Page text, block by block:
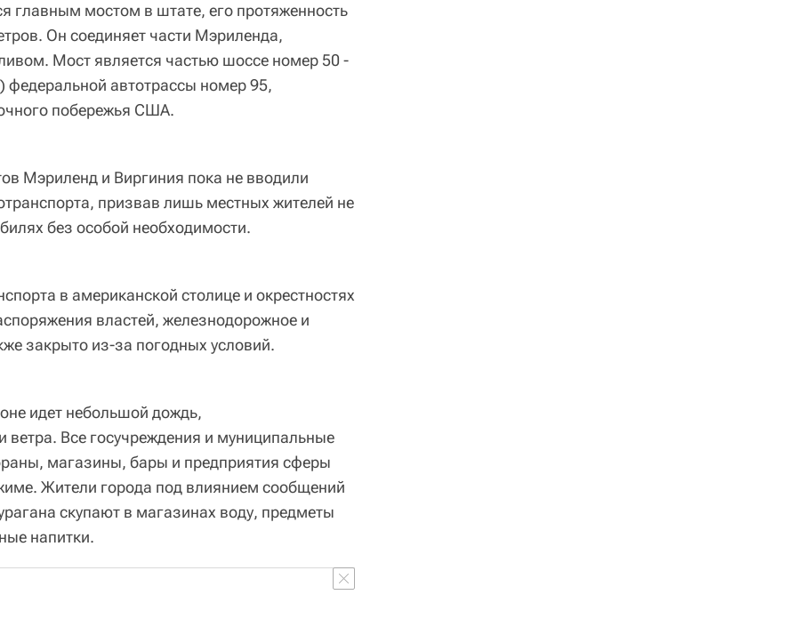
главным мостом в штате, его протяженность
Он соединяет части Мэриленда,
Мост является частью шоссе номер 50 -
федеральной автотрассы номер 95,
побережья США.
Мэриленд и Виргиния пока не вводили
призвав лишь местных жителей не
без особой необходимости.
в американской столице и окрестностях
властей, железнодорожное и
закрыто из-за погодных условий.
идет небольшой дождь,
Все госучреждения и муниципальные
магазины, бары и предприятия сферы
Жители города под влиянием сообщений
скупают в магазинах воду, предметы
напитки.